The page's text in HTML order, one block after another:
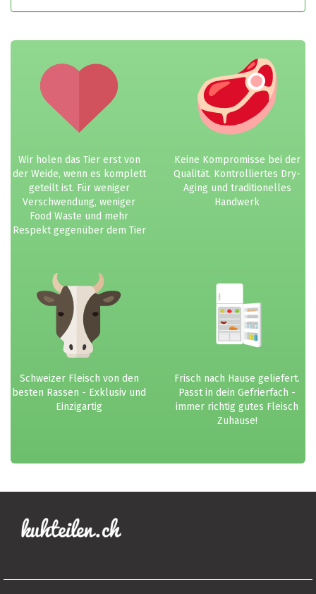
Wir holen das Tier erst von
der Weide, wenn es komplett
geteilt ist. Für weniger
Verschwendung, weniger
Food Waste und mehr
Respekt gegenüber dem Tier
Keine Kompromisse bei der
Qualität. Kontrolliertes Dry-
Aging und traditionelles
Handwerk
Schweizer Fleisch von den
besten Rassen - Exklusiv und
Einzigartig
Frisch nach Hause geliefert.
Passt in dein Gefrierfach -
immer richtig gutes Fleisch
Zuhause!